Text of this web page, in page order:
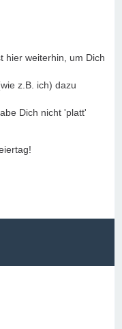
hier weiterhin, um Dich
z.B. ich) dazu
Dich nicht 'platt'